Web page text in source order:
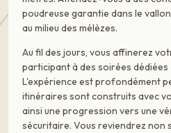
poudreuse garantie dans le
au milieu des mélèzes.
Au fil des jours, vous affinerez
participant à des soirées dédiées
L'expérience est profondément
itinéraires sont construits avec
ainsi une progression vers une
sécuritaire. Vous reviendrez non